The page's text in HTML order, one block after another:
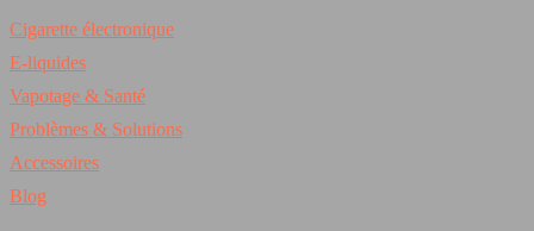
Cigarette électronique
E-liquides
Vapotage & Santé
Problèmes & Solutions
Accessoires
Blog